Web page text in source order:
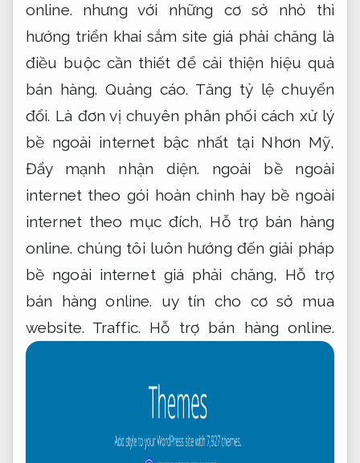
online. nhưng với những cơ sở nhỏ thì
hướng triển khai sắm site giá phải chăng là
điều buộc cần thiết để cải thiện hiệu quả
bán hàng. Quảng cáo. Tăng tỷ lệ chuyển
đổi. Là đơn vị chuyên phân phối cách xử lý
bề ngoài internet bậc nhất tại Nhơn Mỹ,
Đẩy mạnh nhận diện. ngoài bề ngoài
internet theo gói hoàn chỉnh hay bề ngoài
internet theo mục đích, Hỗ trợ bán hàng
online. chúng tôi luôn hướng đến giải pháp
bề ngoài internet giá phải chăng, Hỗ trợ
bán hàng online. uy tín cho cơ sở mua
website. Traffic. Hỗ trợ bán hàng online.